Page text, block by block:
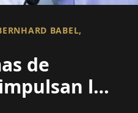
BABEL,
de
la